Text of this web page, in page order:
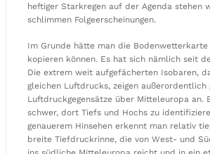
heftiger Starkregen auf der Agenda stehen
schlimmen Folgeerscheinungen.
Im Grunde hätte man die
kopieren können. Es hat sich nämlich seit
Die extrem weit aufgefächerten Isobaren,
gleichen Luftdrucks, zeigen außerordentlich
Luftdruckgegensätze über Mitteleuropa an.
schwer, dort Tiefs und Hochs zu
genauerem Hinsehen erkennt man relativ
breite Tiefdruckrinne, die von West- und